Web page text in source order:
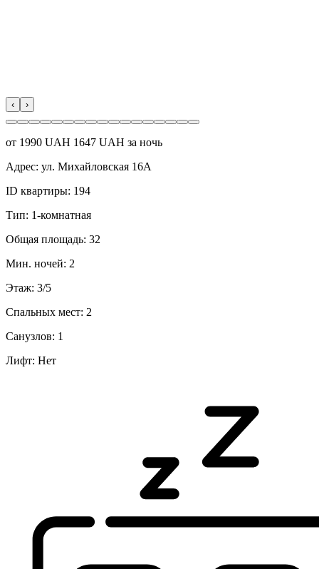
‹ ›
от 1990 UAH 1647 UAH за ночь
Адрес: ул. Михайловская 16А
ID квартиры: 194
Тип: 1-комнатная
Общая площадь: 32
Мин. ночей: 2
Этаж: 3/5
Спальных мест: 2
Санузлов: 1
Лифт: Нет